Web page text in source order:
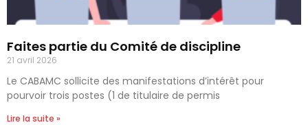
Faites partie du Comité de discipline
21 avril 2026
Le CABAMC sollicite des manifestations d’intérêt pour
pourvoir trois postes (1 de titulaire de permis
Lire la suite »